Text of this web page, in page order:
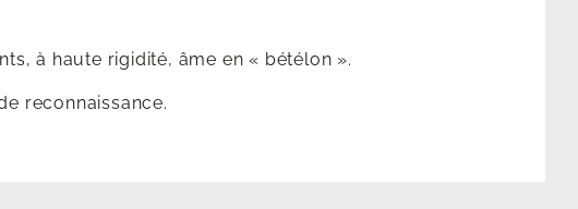
à haute rigidité, âme en « bétélon ».
reconnaissance.